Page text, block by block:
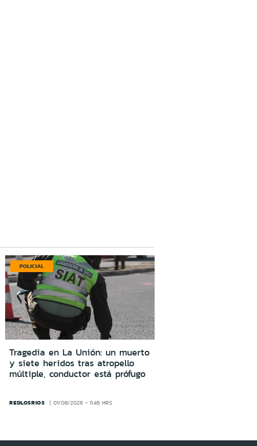
POLICIAL
Tragedia en La Unión: un muerto
y siete heridos tras atropello
múltiple, conductor está prófugo
REDLOSRIOS 01/08/2026 - 11:46 HRS